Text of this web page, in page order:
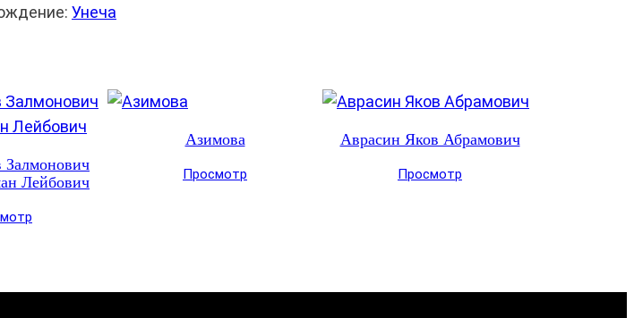
Унеча
Лейбович
Азимова
Просмотр
Аврасин Яков Абрамович
Просмотр